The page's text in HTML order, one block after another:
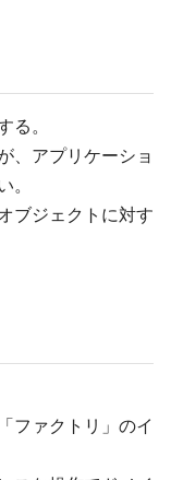
る。
、アプリケーショ
。
ブジェクトに対す
ファクトリ」のイ